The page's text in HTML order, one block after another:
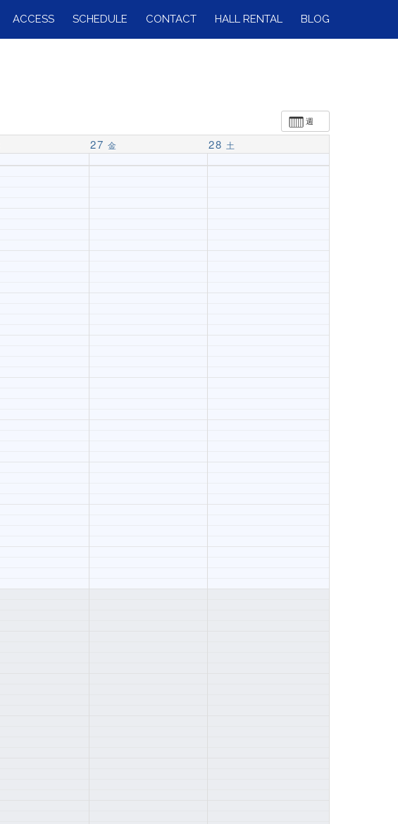
ACCESS SCHEDULE CONTACT HALL RENTAL BLOG
週
27 金 28 土